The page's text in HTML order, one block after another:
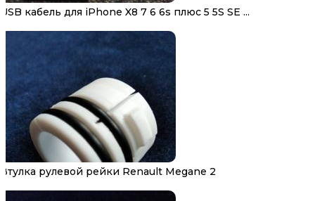
USB кабель для iPhone X8 7 6 6s плюс 5 5S SE ...
Втулка рулевой рейки Renault Megane 2